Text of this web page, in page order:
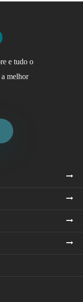
e tudo o
melhor